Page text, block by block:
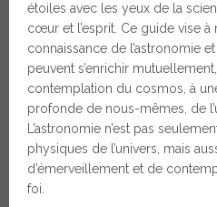
étoiles avec les yeux de la
cœur et l’esprit. Ce guide vise
connaissance de l’astronomie
peuvent s’enrichir
contemplation du cosmos, à
profonde de nous-mêmes, de
L’astronomie n’est pas
physiques de l’univers, mais
d’émerveillement et de
foi.